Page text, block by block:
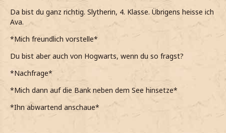
Da bist du ganz richtig. Slytherin, 4. Klasse. Übrigens heisse ich
Ava.
*Mich freundlich vorstelle*
Du bist aber auch von Hogwarts, wenn du so fragst?
*Nachfrage*
*Mich dann auf die Bank neben dem See hinsetze*
*Ihn abwartend anschaue*